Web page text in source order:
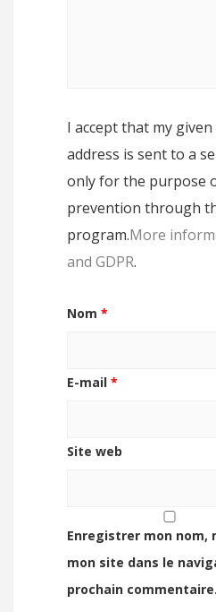
I accept that my
address is sent to a
only for the purpose
prevention through
program.More
and GDPR.
Nom *
E-mail *
Site web
Enregistrer mon nom,
mon site dans le
prochain commentaire.